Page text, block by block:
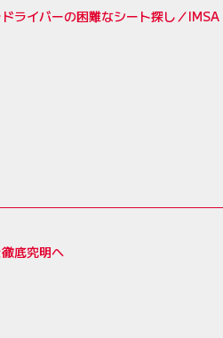
ライバーの困難なシート探し／IMSA
底究明へ